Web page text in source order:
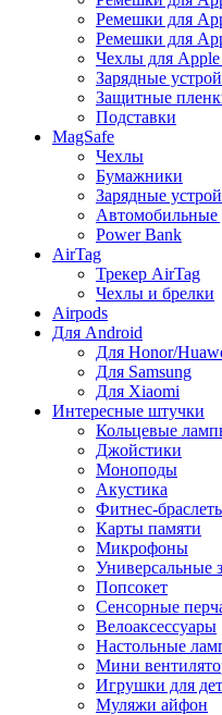
Ремешки для
Ремешки для
Чехлы для Apple
Зарядные
Защитные
Подставки
MagSafe
Чехлы
Бумажники
Зарядные
Автомобильные
Power Bank
AirTag
Трекер AirTag
Чехлы и брелки
Airpods
Для Android
Для Honor/
Для Samsung
Для Xiaomi
Интересные штучки
Кольцевые
Джойстики
Моноподы
Акустика
Фитнес-
Карты памяти
Микрофоны
Универсальные
Попсокет
Сенсорные
Велоаксессуары
Настольные
Мини
Игрушки для
Муляжи айфон